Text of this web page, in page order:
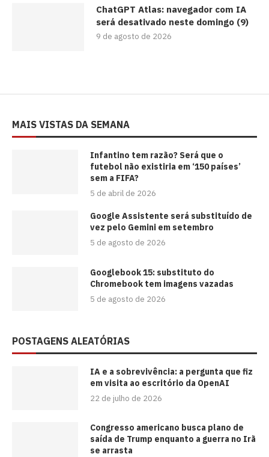
ChatGPT Atlas: navegador com IA
será desativado neste domingo (9)
9 de agosto de 2026
MAIS VISTAS DA SEMANA
⁠Infantino tem razão? Será que o
futebol não existiria em ‘150 países’
sem a FIFA?
5 de abril de 2026
Google Assistente será substituído de
vez pelo Gemini em setembro
5 de agosto de 2026
Googlebook 15: substituto do
Chromebook tem imagens vazadas
5 de agosto de 2026
POSTAGENS ALEATÓRIAS
IA e a sobrevivência: a pergunta que fiz
em visita ao escritório da OpenAI
22 de julho de 2026
Congresso americano busca plano de
saída de Trump enquanto a guerra no Irã
se arrasta